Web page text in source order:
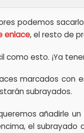
podemos
enlace, el resto de
como esto. ¡Ya
marcados con
subrayados.
añadirle
el subrayado